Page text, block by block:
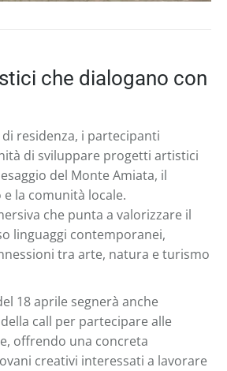
che dialogano con
residenza, i partecipanti
di sviluppare progetti artistici
del Monte Amiata, il
la comunità locale.
che punta a valorizzare il
linguaggi contemporanei,
tra arte, natura e turismo
18 aprile segnerà anche
call per partecipare alle
offrendo una concreta
creativi interessati a lavorare